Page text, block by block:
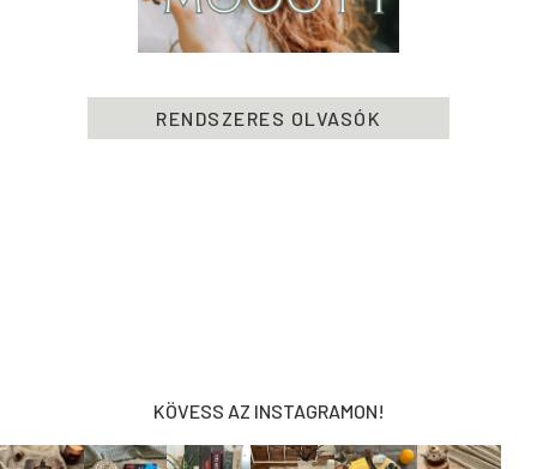
RENDSZERES OLVASÓK
KÖVESS AZ INSTAGRAMON!